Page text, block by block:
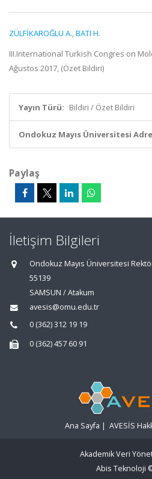
ZÜLFİKAROĞLU A.,BATI H.
III.International Turkish Congres on
Ağustos 2017, (Özet Bildiri)
Yayın Türü: Bildiri / Özet Bildiri
Ondokuz Mayıs Üniversitesi
Paylaş
İletişim Bilgileri
Ondokuz Mayıs Üniversitesi
55139
SAMSUN / Atakum
avesis@omu.edu.tr
0 (362) 312 19 19
0 (362) 457 60 91
Ana Sayfa | AVESİS
Akademik Veri
Abis Teknoloji